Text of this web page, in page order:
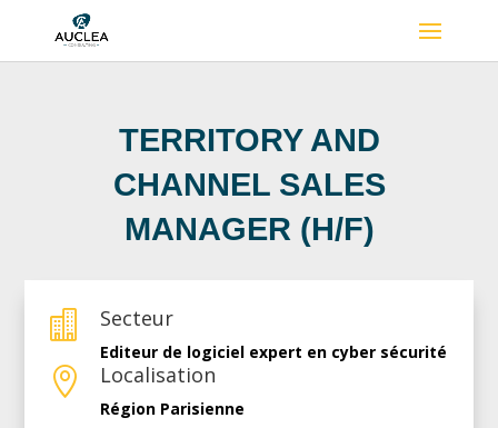
TERRITORY AND
CHANNEL SALES
MANAGER (H/F)
 Secteur
Editeur de logiciel expert en cyber sécurité
 Localisation
Région Parisienne